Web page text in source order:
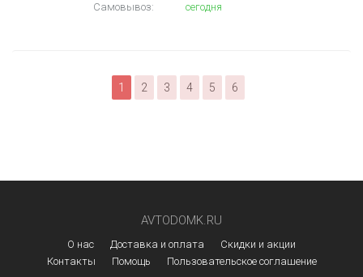
Самовывоз:
сегодня
1 2 3 4 5 6
AVTODOMK.RU
О нас Доставка и оплата
Скидки и акции
Контакты
Помощь Пользовательское соглашение